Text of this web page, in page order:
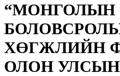
“МОНГОЛЫН
ХӨГЖЛИЙН
ОЛОН